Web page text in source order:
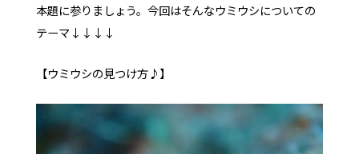
本題に参りましょう。今回はそんなウミウシについての
テーマ↓↓↓↓
【ウミウシの見つけ方♪】